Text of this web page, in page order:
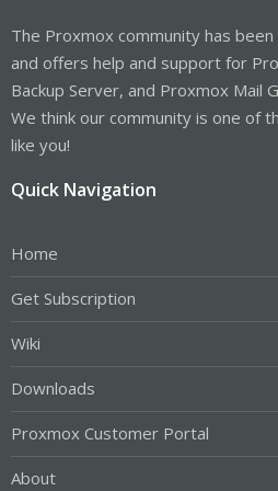
The Proxmox community has
and offers help and support for
Backup Server, and Proxmox Mail
We think our community is one of
like you!
Quick Navigation
Home
Get Subscription
Wiki
Downloads
Proxmox Customer Portal
About